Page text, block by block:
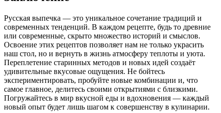
Русская выпечка — это уникальное сочетание традиций и
современных тенденций. В каждом рецепте, будь то древние
или современные, скрыто множество историй и смыслов.
Освоение этих рецептов позволяет нам не только украсить
наш стол, но и вернуть в жизнь атмосферу теплоты и уюта.
Переплетение старинных методов и новых идей создаёт
удивительные вкусовые ощущения. Не бойтесь
экспериментировать, пробуйте новые комбинации и, что
самое главное, делитесь своими открытиями с близкими.
Погружайтесь в мир вкусной еды и вдохновения — каждый
новый опыт будет лишь шагом к совершенству в кулинарии.